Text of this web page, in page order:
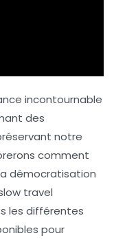
incontournable
des
notre
comment
démocratisation
travel
les différentes
pour